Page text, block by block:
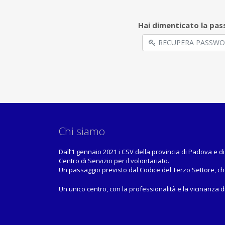
Hai dimenticato la
RECUPERA
Chi siamo
Dall’1 gennaio 2021 i CSV della provincia di Padova e
Centro di Servizio per il volontariato.
Un passaggio previsto dal Codice del Terzo Settore,
Un unico centro, con la professionalità e la vicinanza